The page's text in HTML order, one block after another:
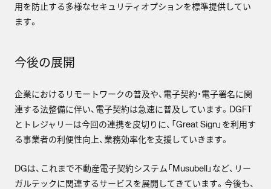
用を防止する多様なセキュリティオプションを標準提供してい
ます。
今後の展開
企業におけるリモートワークの普及や、電子契約・電子署名に関
連する法整備に伴い、電子契約は急速に普及しています。DGFT
とトレジャリーは今回の連携を皮切りに、「Great Sign」を利用す
る事業者の利便性向上、業務効率化を支援していきます。
DGは、これまで不動産電子契約システム「Musubell」など、リー
ガルテックに関連するサービスを展開してきています。今後も、